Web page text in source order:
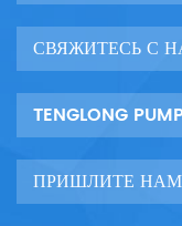
СВЯЖИТЕСЬ С
TENGLONG
ПРИШЛИТЕ